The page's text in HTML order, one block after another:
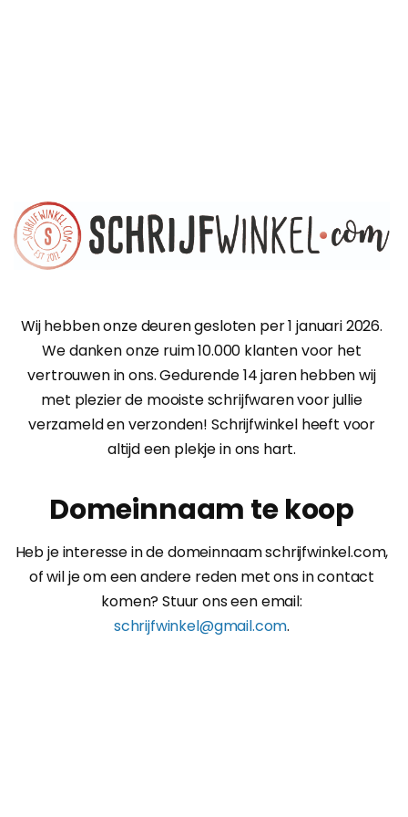
Wij hebben onze deuren gesloten per 1 januari 2026.
We danken onze ruim 10.000 klanten voor het
vertrouwen in ons. Gedurende 14 jaren hebben wij
met plezier de mooiste schrijfwaren voor jullie
verzameld en verzonden! Schrijfwinkel heeft voor
altijd een plekje in ons hart.
Domeinnaam te koop
Heb je interesse in de domeinnaam schrijfwinkel.com,
of wil je om een andere reden met ons in contact
komen? Stuur ons een email:
schrijfwinkel@gmail.com.